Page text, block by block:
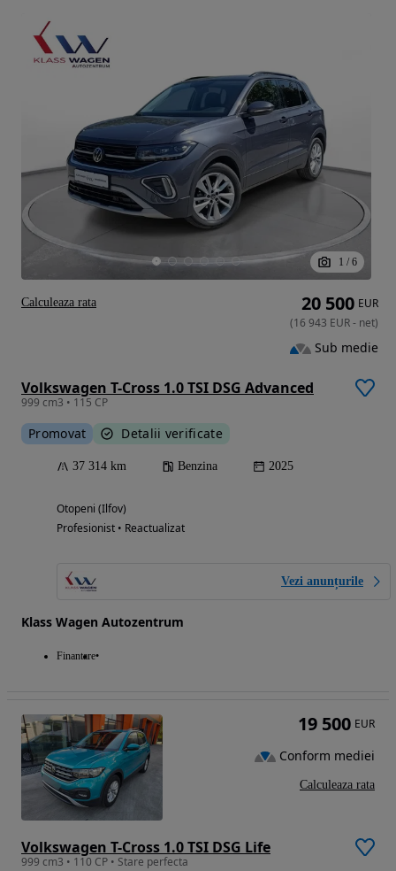
1 / 6
Volkswagen T-Cross 1.0 TSI DSG Advanced
999 cm3 • 115 CP
Promovat Detalii verificate
37 314 km Benzina 2025
Otopeni (Ilfov)
Profesionist • Reactualizat
Vezi anunțurile
Klass Wagen Autozentrum
Finantare
20 500 EUR
(16 943 EUR- net)
Sub medie
Calculeaza rata
Volkswagen T-Cross 1.0 TSI DSG Life
999 cm3 • 110 CP • Stare perfecta
19 500 EUR
Conform mediei
Calculeaza rata